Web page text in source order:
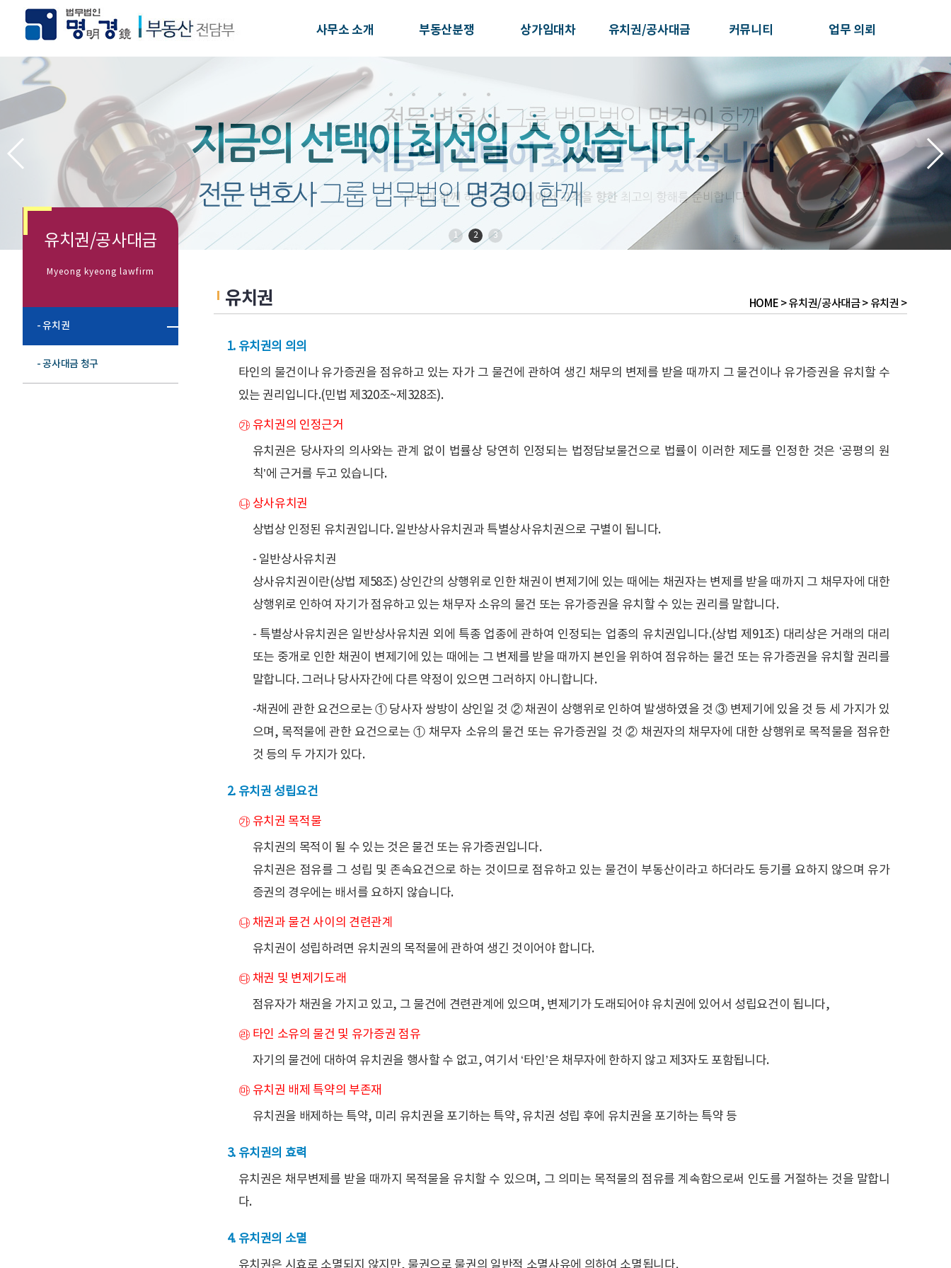
사무소 소개 부동산분쟁 상가임대차 유치권/공사대금 커뮤니티 업무 의뢰
1 2 3
유치권/공사대금
Myeong kyeong lawfirm
- 유치권
- 공사대금 청구
유치권 HOME > 유치권/공사대금 > 유치권 >
유치권의 의의
타인의 물건이나 유가증권을 점유하고 있는 자가 그 물건에 관하여 생긴 채무의 변제를 받을 때까지 그 물건이나 유가증권을 유치할 수
있는 권리입니다.(민법 제320조~제328조).
㉮ 유치권의 인정근거
유치권은 당사자의 의사와는 관계 없이 법률상 당연히 인정되는 법정담보물건으로 법률이 이러한 제도를 인정한 것은 ‘공평의 원
칙’에 근거를 두고 있습니다.
㉯ 상사유치권
상법상 인정된 유치권입니다. 일반상사유치권과 특별상사유치권으로 구별이 됩니다.
- 일반상사유치권
상사유치권이란(상법 제58조) 상인간의 상행위로 인한 채권이 변제기에 있는 때에는 채권자는 변제를 받을 때까지 그 채무자에 대한
상행위로 인하여 자기가 점유하고 있는 채무자 소유의 물건 또는 유가증권을 유치할 수 있는 권리를 말합니다.
- 특별상사유치권은 일반상사유치권 외에 특종 업종에 관하여 인정되는 업종의 유치권입니다.(상법 제91조) 대리상은 거래의 대리
또는 중개로 인한 채권이 변제기에 있는 때에는 그 변제를 받을 때까지 본인을 위하여 점유하는 물건 또는 유가증권을 유치할 권리를
말합니다. 그러나 당사자간에 다른 약정이 있으면 그러하지 아니합니다.
-채권에 관한 요건으로는 ① 당사자 쌍방이 상인일 것 ② 채권이 상행위로 인하여 발생하였을 것 ③ 변제기에 있을 것 등 세 가지가 있
으며, 목적물에 관한 요건으로는 ① 채무자 소유의 물건 또는 유가증권일 것 ② 채권자의 채무자에 대한 상행위로 목적물을 점유한
것 등의 두 가지가 있다.
유치권 성립요건
㉮ 유치권 목적물
유치권의 목적이 될 수 있는 것은 물건 또는 유가증권입니다.
유치권은 점유를 그 성립 및 존속요건으로 하는 것이므로 점유하고 있는 물건이 부동산이라고 하더라도 등기를 요하지 않으며 유가
증권의 경우에는 배서를 요하지 않습니다.
㉯ 채권과 물건 사이의 견련관계
유치권이 성립하려면 유치권의 목적물에 관하여 생긴 것이어야 합니다.
㉰ 채권 및 변제기도래
점유자가 채권을 가지고 있고, 그 물건에 견련관계에 있으며, 변제기가 도래되어야 유치권에 있어서 성립요건이 됩니다,
㉱ 타인 소유의 물건 및 유가증권 점유
자기의 물건에 대하여 유치권을 행사할 수 없고, 여기서 ‘타인’은 채무자에 한하지 않고 제3자도 포함됩니다.
㉲ 유치권 배제 특약의 부존재
유치권을 배제하는 특약, 미리 유치권을 포기하는 특약, 유치권 성립 후에 유치권을 포기하는 특약 등
유치권의 효력
유치권은 채무변제를 받을 때까지 목적물을 유치할 수 있으며, 그 의미는 목적물의 점유를 계속함으로써 인도를 거절하는 것을 말합니
다.
유치권의 소멸
유치권은 시효로 소멸되지 않지만, 물권으로 물권의 일반적 소멸사유에 의하여 소멸됩니다.